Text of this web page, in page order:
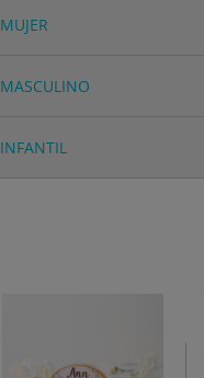
MUJER
MASCULINO
INFANTIL